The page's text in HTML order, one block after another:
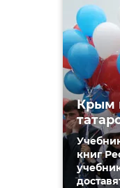
Крым
книг